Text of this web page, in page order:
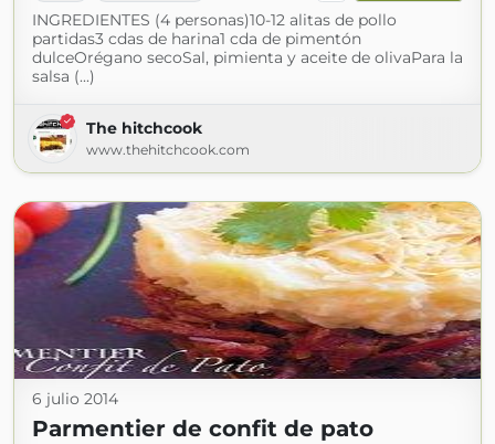
INGREDIENTES (4 personas)10-12 alitas de pollo
partidas3 cdas de harina1 cda de pimentón
dulceOrégano secoSal, pimienta y aceite de olivaPara la
salsa (...)
The hitchcook
www.thehitchcook.com
6 julio 2014
Parmentier de confit de pato